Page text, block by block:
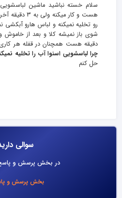
هست و کار
رو تخلیه نمیکنه و لباس هارو آبکشی
دقیقه هست همچنان در قفله هر کاری
چرا لباسشویی اسنوا آب را تخلیه
حل کنم
سوالی
در بخش پرسش و
بخش پرسش و